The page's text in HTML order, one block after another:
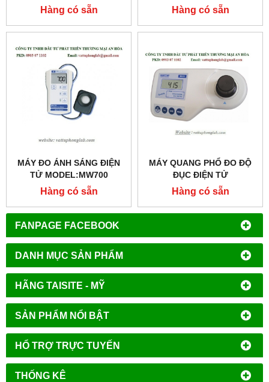
FANPAGE FACEBOOK
DANH MỤC SẢN PHẨM
HÃNG TAISITE - MỸ
SẢN PHẨM NỔI BẬT
HỔ TRỢ TRỰC TUYẾN
THỐNG KÊ
CHLORINE TỔNG ĐIỆN TỬ
(KHOẢNG ĐO CAO)
Hàng có sẵn
MODEL:MI406
Hàng có sẵn
MÁY ĐO ÁNH SÁNG ĐIỆN
TỬ MODEL:MW700
Hàng có sẵn
MÁY QUANG PHỔ ĐO ĐỘ
ĐỤC ĐIỆN TỬ
MODEL:MI415
Hàng có sẵn